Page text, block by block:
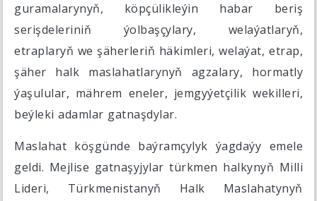
guramalarynyň, köpçülikleýin habar beriş
serişdeleriniň ýolbaşçylary, welaýatlaryň,
etraplaryň we şäherleriň häkimleri, welaýat, etrap,
şäher halk maslahatlarynyň agzalary, hormatly
ýaşulular, mährem eneler, jemgyýetçilik wekilleri,
beýleki adamlar gatnaşdylar.
Maslahat köşgünde baýramçylyk ýagdaýy emele
geldi. Mejlise gatnaşyjylar türkmen halkynyň Milli
Lideri, Türkmenistanyň Halk Maslahatynyň